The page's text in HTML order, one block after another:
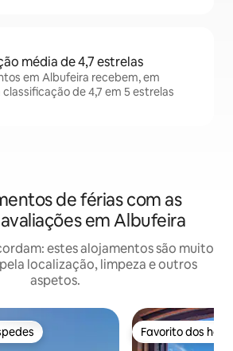
média de 4,7 estrelas
em Albufeira recebem, em
de 4,7 em 5 estrelas
de férias com as
em Albufeira
estes alojamentos são muito
localização, limpeza e outros
aspetos.
mais apreciados Favorito dos
Favorito dos